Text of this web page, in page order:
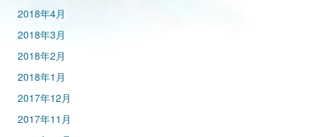
2018年4月
2018年3月
2018年2月
2018年1月
2017年12月
2017年11月